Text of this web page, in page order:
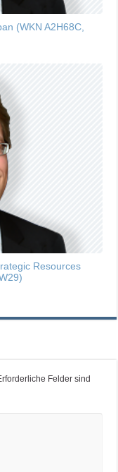
(WKN A2H68C,
Resources
Felder sind